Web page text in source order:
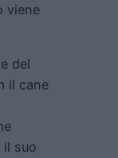
viene
del
il cane
il suo